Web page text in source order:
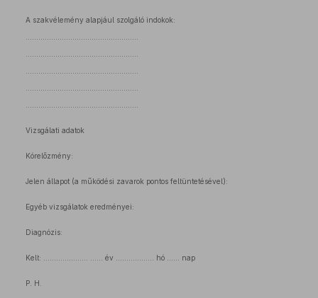
A szakvélemény alapjául szolgáló indokok:
Vizsgálati adatok
Kórelőzmény:
Jelen állapot (a működési zavarok pontos feltüntetésével):
Egyéb vizsgálatok eredményei:
Diagnózis:
Kelt: ………………… …… év ……………… hó …… nap
P. H.